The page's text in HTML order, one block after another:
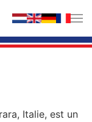
Italie, est un